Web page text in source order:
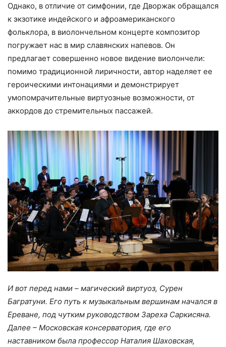
Однако, в отличие от симфонии, где Дворжак обращался
к экзотике индейского и афроамериканского
фольклора, в виолончельном концерте композитор
погружает нас в мир славянских напевов. Он
предлагает совершенно новое видение виолончели:
помимо традиционной лиричности, автор наделяет ее
героическими интонациями и демонстрирует
умопомрачительные виртуозные возможности, от
аккордов до стремительных пассажей.
И вот перед нами – магический виртуоз, Сурен
Багратуни. Его путь к музыкальным вершинам начался в
Ереване, под чутким руководством Зареха Саркисяна.
Далее – Московская консерватория, где его
наставником была профессор Наталия Шаховская,